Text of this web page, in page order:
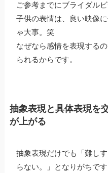
ご参考までにブライダル
子供の表情は、良い映像
ゃ大事。笑
なぜなら感情を表現する
られるからです。
抽象表現と具体表現を
が上がる
抽象表現だけでも「難し
らない。」となりがちです